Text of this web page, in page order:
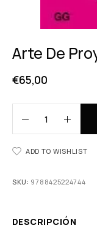
Arte De
€65,00
ADD TO WISHLIST
SKU: 9788425224744
DESCRIPCIÓN